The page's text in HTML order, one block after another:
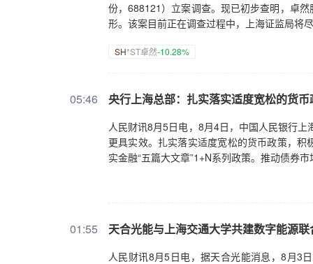
份，688121）立案调查。现已初步查明，卓
形。该案目前正在调查过程中，上海证监局将
SH*ST卓然-10.28%
05:46 央行上海总部：扎实落实适度宽松的货
人民财讯8月5日电，8月4日，中国人民银行
更具实效。扎实落实适度宽松的货币政策，
实金融“五篇大文章”1+N系列政策。推动债券
01:55 天合光能与上海交通大学共建数字能源
人民财讯8月5日电，据天合光能消息，8月3